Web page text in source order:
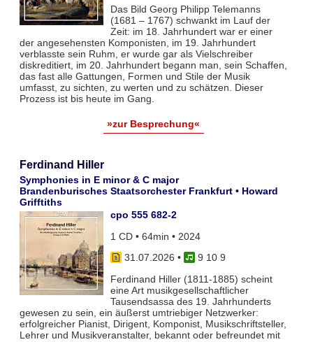
Das Bild Georg Philipp Telemanns
(1681 – 1767) schwankt im Lauf der
Zeit: im 18. Jahrhundert war er einer
der angesehensten Komponisten, im 19. Jahrhundert
verblasste sein Ruhm, er wurde gar als Vielschreiber
diskreditiert, im 20. Jahrhundert begann man, sein Schaffen,
das fast alle Gattungen, Formen und Stile der Musik
umfasst, zu sichten, zu werten und zu schätzen. Dieser
Prozess ist bis heute im Gang.
»zur Besprechung«
Ferdinand Hiller
Symphonies in E minor & C major
Brandenburisches Staatsorchester Frankfurt • Howard
Grifftiths
cpo 555 682-2
1 CD • 64min • 2024
31.07.2026 •
9 10 9
Ferdinand Hiller (1811-1885) scheint
eine Art musikgesellschaftlicher
Tausendsassa des 19. Jahrhunderts
gewesen zu sein, ein äußerst umtriebiger Netzwerker:
erfolgreicher Pianist, Dirigent, Komponist, Musikschriftsteller,
Lehrer und Musikveranstalter, bekannt oder befreundet mit